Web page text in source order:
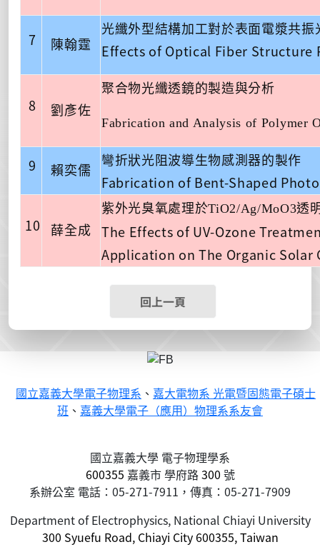
7 陳翰霆
光纖外型結構加工對於表面電漿共
Effects of Optical Fiber Structure
8 劉彥佐
聚合物光纖透鏡的製造與分析
Fabrication and Analysis of Polymer
9 賴奕儒
彎折狀光阻波導生物感測器的製作
Fabrication of Bent-Shaped
10 薛全成
紫外光臭氧處理於TiO2/Ag/MoO3透
The Effects of UV-Ozone
Application on The Organic Solar
回上一頁
國立嘉義大學電子物理系 、 嘉大電物系 光電暨固態電子碩士
班 、 嘉義大學電子（應用）物理系系友會
國立嘉義大學 電子物理學系
600355 嘉義市學府路300 號
系辦公室 電話：05-271-7911，傳真：05-271-7909
Department of Electrophysics, National Chiayi University
300 Syuefu Road, Chiayi City 600355, Taiwan